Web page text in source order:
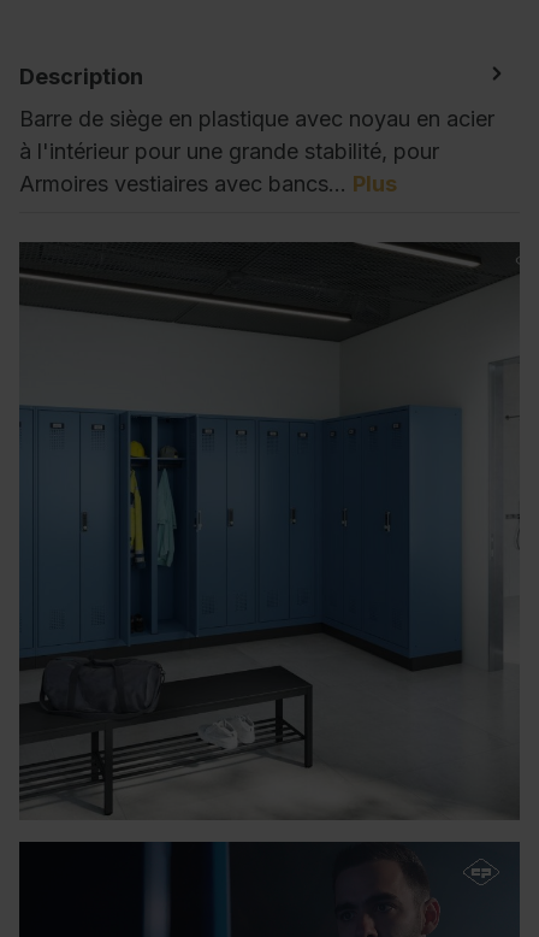
Description
Barre de siège en plastique avec noyau en acier
à l'intérieur pour une grande stabilité, pour
Armoires vestiaires avec bancs… Plus